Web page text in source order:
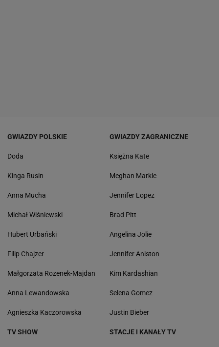
GWIAZDY POLSKIE
Doda
Kinga Rusin
Anna Mucha
Michał Wiśniewski
Hubert Urbański
Filip Chajzer
Małgorzata Rozenek-Majdan
Anna Lewandowska
Agnieszka Kaczorowska
GWIAZDY ZAGRANICZNE
Księżna Kate
Meghan Markle
Jennifer Lopez
Brad Pitt
Angelina Jolie
Jennifer Aniston
Kim Kardashian
Selena Gomez
Justin Bieber
TV SHOW STACJE I KANAŁY TV